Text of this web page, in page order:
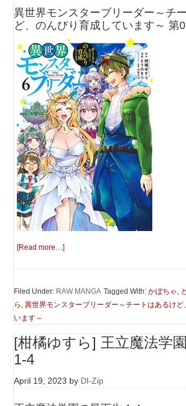
異世界モンスターブリーダー～チ
ど、のんびり育成しています～ 第
[Read more…]
Filed Under: RAW MANGA Tagged With:かぼちゃ,
ら ,異世界モンスターブリーダー～チートはあるけど
います～
[柑橘ゆすら] 王立魔法学
1-4
April 19, 2023 by Dl-Zip